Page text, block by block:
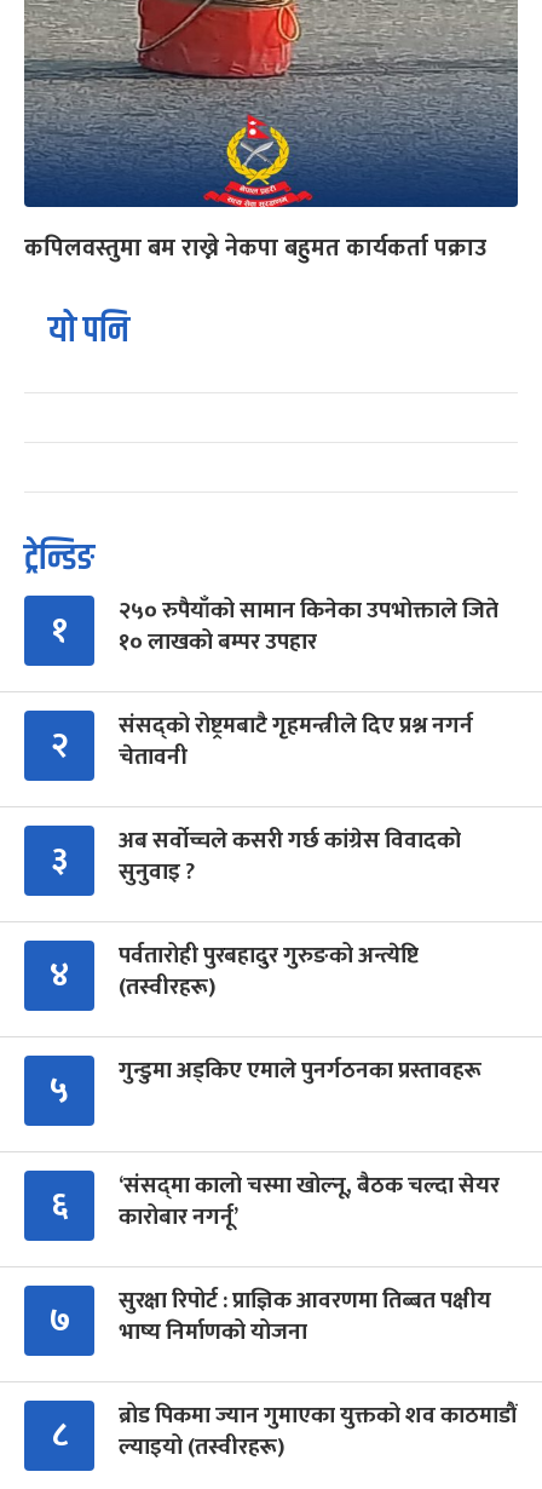
कपिलवस्तुमा बम राख्ने नेकपा बहुमत कार्यकर्ता पक्राउ
यो पनि
ट्रेन्डिङ
१
२५० रुपैयाँको सामान किनेका उपभोक्ताले जिते
१० लाखको बम्पर उपहार
२
संसद्को रोष्ट्रमबाटै गृहमन्त्रीले दिए प्रश्न नगर्न
चेतावनी
३
अब सर्वोच्चले कसरी गर्छ कांग्रेस विवादको
सुनुवाइ ?
४
पर्वतारोही पुरबहादुर गुरुङको अन्त्येष्टि
(तस्वीरहरू)
५ गुन्डुमा अड्किए एमाले पुनर्गठनका प्रस्तावहरू
६
‘संसद्‍मा कालो चस्मा खोल्नू, बैठक चल्दा सेयर
कारोबार नगर्नू’
७
सुरक्षा रिपोर्ट : प्राज्ञिक आवरणमा तिब्बत पक्षीय
भाष्य निर्माणको योजना
८
ब्रोड पिकमा ज्यान गुमाएका युक्तको शव काठमाडौं
ल्याइयो (तस्वीरहरू)